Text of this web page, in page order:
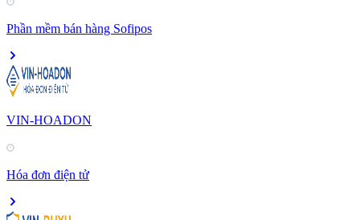
Phần mềm bán hàng Sofipos
VIN-HOADON
Hóa đơn điện tử